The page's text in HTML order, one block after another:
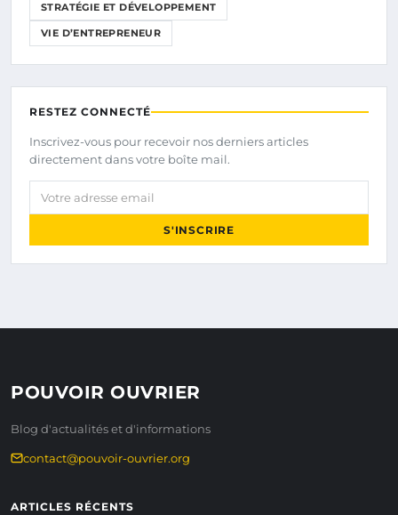
STRATÉGIE ET DÉVELOPPEMENT
VIE D’ENTREPRENEUR
RESTEZ CONNECTÉ
Inscrivez-vous pour recevoir nos derniers articles
directement dans votre boîte mail.
Votre adresse email
S'INSCRIRE
POUVOIR OUVRIER
Blog d'actualités et d'informations
contact@pouvoir-ouvrier.org
ARTICLES RÉCENTS